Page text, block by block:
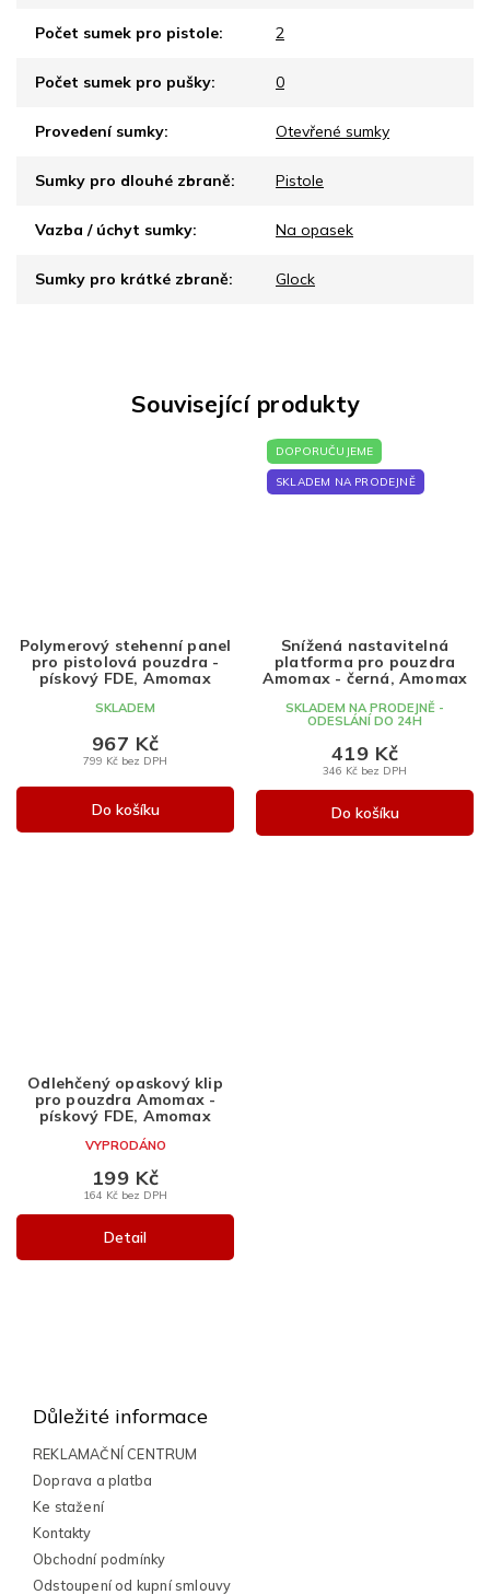
Související produkty
Polymerový stehenní panel
pro pistolová pouzdra -
pískový FDE, Amomax
SKLADEM
799 Kč bez DPH
967 Kč
Do košíku
DOPORUČUJEME
SKLADEM NA PRODEJNĚ
Snížená nastavitelná
platforma pro pouzdra
Amomax - černá, Amomax
SKLADEM NA PRODEJNĚ -
ODESLÁNÍ DO 24H
346 Kč bez DPH
419 Kč
Do košíku
Odlehčený opaskový klip
pro pouzdra Amomax -
pískový FDE, Amomax
VYPRODÁNO
164 Kč bez DPH
199 Kč
Detail
Počet sumek pro pistole: 2
Počet sumek pro pušky: 0
Provedení sumky: Otevřené sumky
Sumky pro dlouhé zbraně: Pistole
Vazba / úchyt sumky: Na opasek
Sumky pro krátké zbraně: Glock
Důležité informace
REKLAMAČNÍ CENTRUM
Doprava a platba
Ke stažení
Kontakty
Obchodní podmínky
Odstoupení od kupní smlouvy